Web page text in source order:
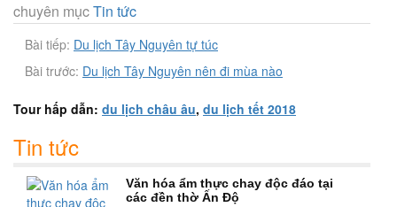
chuyên mụcTin tức
Bài tiếp: Du lịch Tây Nguyên tự túc
Bài trước: Du lịch Tây Nguyên nên đi mùa nào
Tour hấp dẫn: du lịch châu âu, du lịch tết 2018
Tin tức
Văn hóa ẩm thực chay độc đáo tại
các đền thờ Ấn Độ